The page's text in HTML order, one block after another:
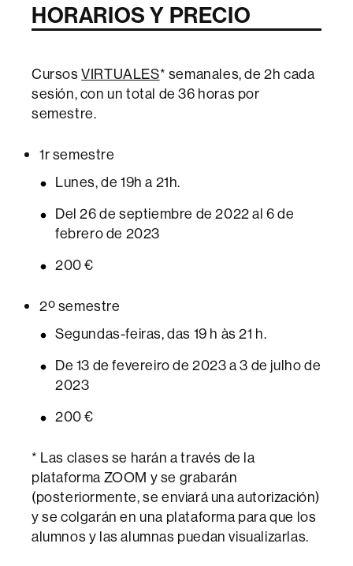
HORARIOS Y PRECIO
CursosVIRTUALES* semanales, de 2h cada
sesión, con un total de 36 horas por
semestre.
1r semestre
Lunes, de 19h a 21h.
Del 26 de septiembre de 2022 al 6 de
febrero de 2023
200 €
2º semestre
Segundas-feiras, das 19 h às 21 h.
De 13 de fevereiro de 2023 a 3 de julho de
2023
200 €
* Las clases se harán a través de la
plataforma ZOOM y se grabarán
(posteriormente, se enviará una autorización)
y se colgarán en una plataforma para que los
alumnos y las alumnas puedan visualizarlas.